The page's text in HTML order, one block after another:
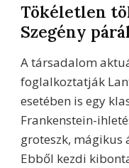
Tökéletlen
Szegény
A társadalom
foglalkoztatják
esetében is egy
Frankenstein-
groteszk, mágikus
Ebből kezdi